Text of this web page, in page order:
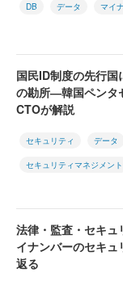
DB データ マイ
国民ID制度の先行
の勘所―韓国ペンタ
CTOが解説
セキュリティ データ
セキュリティマネジメント
法律・監査・セキ
イナンバーのセキュ
返る